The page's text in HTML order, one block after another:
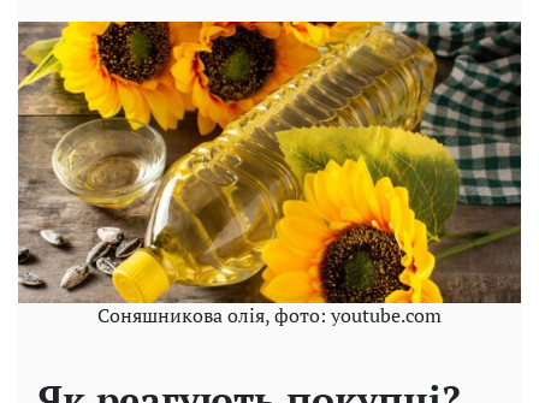
Соняшникова олія, фото: youtube.com